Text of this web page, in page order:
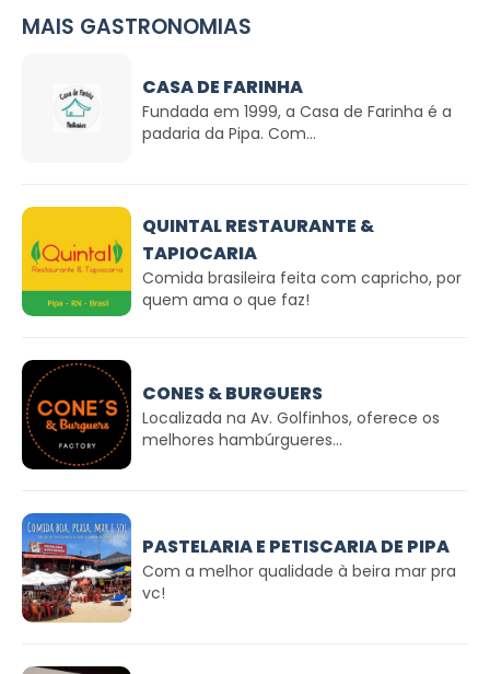
MAIS GASTRONOMIAS
CASA DE FARINHA
Fundada em 1999, a Casa de Farinha é a
padaria da Pipa. Com...
QUINTAL RESTAURANTE &
TAPIOCARIA
Comida brasileira feita com capricho, por
quem ama o que faz!
CONES & BURGUERS
Localizada na Av. Golfinhos, oferece os
melhores hambúrgueres...
PASTELARIA E PETISCARIA DE PIPA
Com a melhor qualidade à beira mar pra
vc!